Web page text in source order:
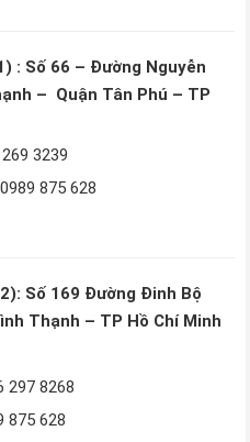
: Số 66 – Đường Nguyễn
– Quận Tân Phú – TP
3239
875 628
Số 169 Đường Đinh Bộ
Thạnh – TP Hồ Chí Minh
297 8268
875 628